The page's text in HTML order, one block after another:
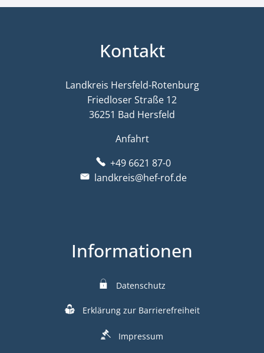
Kontakt
Landkreis Hersfeld-Rotenburg
Friedloser Straße 12
36251 Bad Hersfeld
Anfahrt
+49 6621 87-0
landkreis@hef-rof.de
Informationen
Datenschutz
Erklärung zur Barrierefreiheit
Impressum